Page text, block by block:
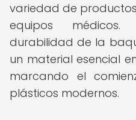
variedad de
equipos
durabilidad de la
un material esencial
marcando el
plásticos modernos.